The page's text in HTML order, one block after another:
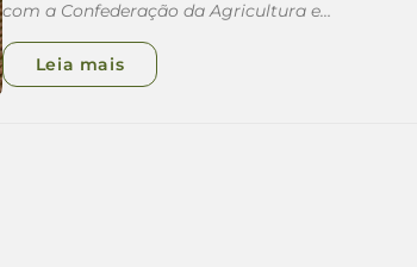
com a Confederação da Agricultura e…
Leia mais